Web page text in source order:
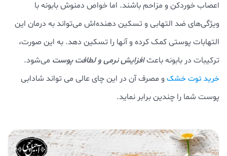
اعصاب خوردکن و مزاحم باشند. اما خواص دمنوش بابونه با
ویژگی‌های ضد التهابی و تسکین دهنده‌اش می‌تواند به درمان این
التهابات پوستی کمک کرده و آنها را تسکین دهد. به این صورت،
ترکیبات در بابونه باعثافزایش نرمی و لطافت پوست می‌شود.
خرید توت خشک و مصرف آن در این چای عالی می تواند شادابی
پوست شما را چندین برابر نماید.